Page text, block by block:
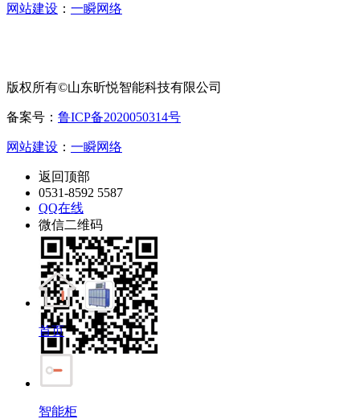
网站建设 ： 一瞬网络
版权所有©山东昕悦智能科技有限公司
备案号： 鲁ICP备2020050314号
网站建设 ： 一瞬网络
返回顶部
0531-8592 5587
QQ在线
微信二维码
首页
智能柜